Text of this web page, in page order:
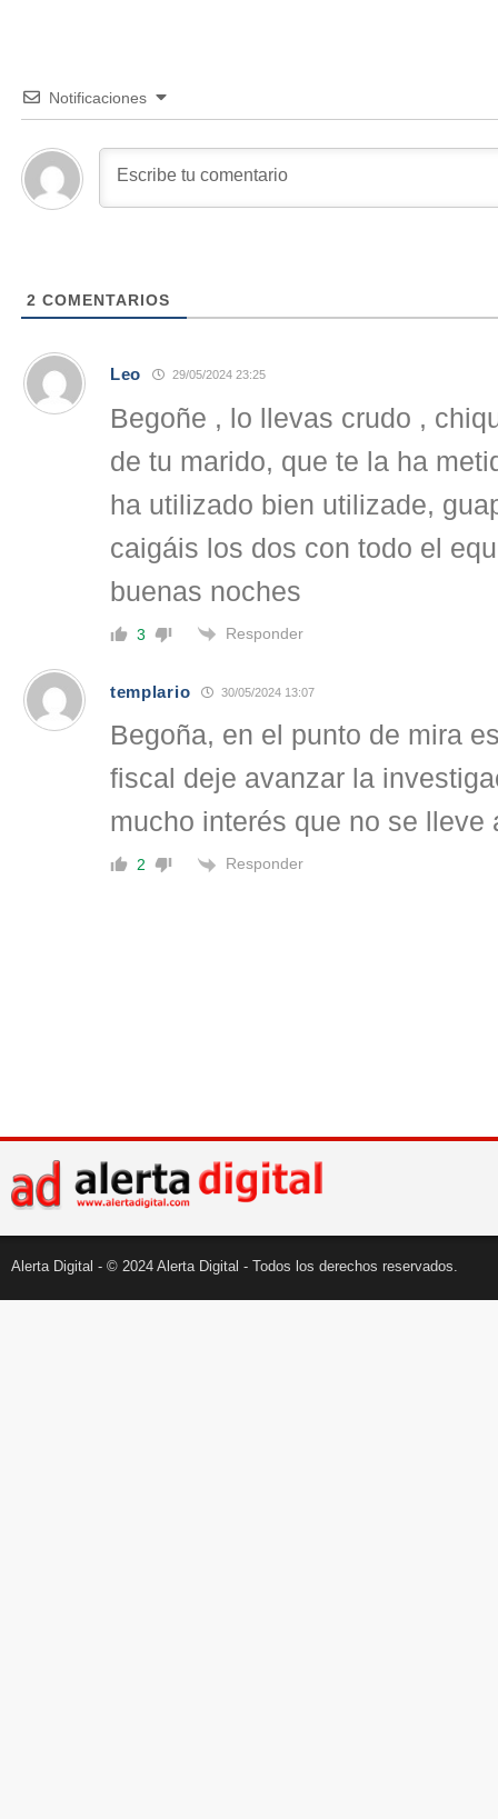
Notificaciones
2 COMENTARIOS
Leo 29/05/2024 23:25
Begoñe , lo llevas crudo ,
de tu marido, que te la ha
ha utilizado bien utilizade,
caigáis los dos con todo el
buenas noches
3 Responder
templario 30/05/2024 13:07
Begoña, en el punto de mira
fiscal deje avanzar la
mucho interés que no se lleve
2 Responder
Alerta Digital - © 2024 Alerta Digital - Todos los derechos reservados.